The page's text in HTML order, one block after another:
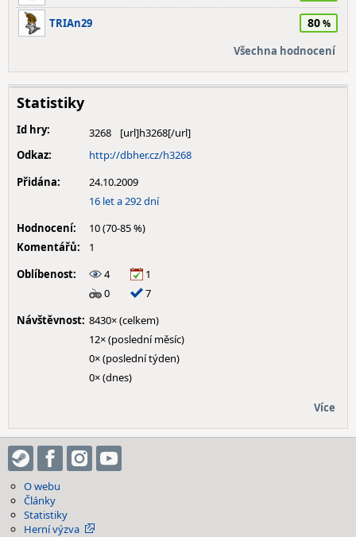
TRIAn29 80
Všechna hodnocení
Statistiky
Id hry:
3268
Odkaz:
http://dbher.cz/h3268
Přidána:
24.10.2009
16 let a 292 dní
Hodnocení:
10 (70-85 %)
Komentářů:
1
Oblíbenost:
4
1
0
7
Návštěvnost: 8430× (celkem)
12× (poslední měsíc)
0× (poslední týden)
0× (dnes)
Více
O webu
Články
Statistiky
Herní výzva